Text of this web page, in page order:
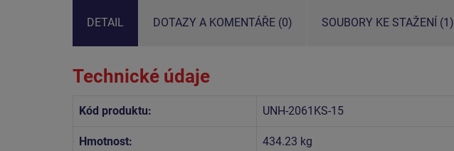
DETAIL DOTAZY A KOMENTÁŘE (0) SOUBORY KE STAŽENÍ (1)
Technické údaje
Kód produktu: UNH-2061KS-15
Hmotnost: 434.23 kg